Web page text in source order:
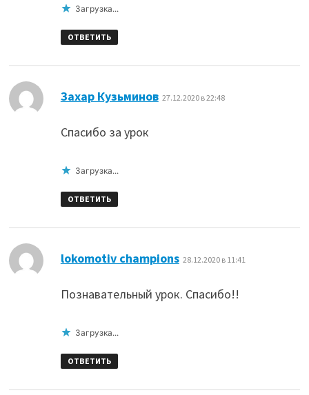
Загрузка...
ОТВЕТИТЬ
Захар Кузьминов: 27.12.2020 в 22:48
Спасибо за урок
Загрузка...
ОТВЕТИТЬ
lokomotiv champions: 28.12.2020 в 11:41
Познавательный урок. Спасибо!!
Загрузка...
ОТВЕТИТЬ